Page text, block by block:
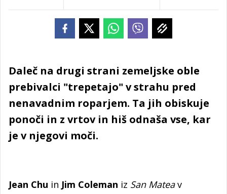
Daleč na drugi strani zemeljske oble
prebivalci "trepetajo" v strahu pred
nenavadnim roparjem. Ta jih obiskuje
ponoči in z vrtov in hiš odnaša vse, kar
je v njegovi moči.
Jean Chu in Jim Coleman iz San Mateav